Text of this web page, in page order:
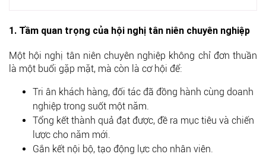
1. Tầm quan trọng của hội nghị tân niên chuyên nghiệp
Một hội nghị tân niên chuyên nghiệp không chỉ đơn thuần
là một buổi gặp mặt, mà còn là cơ hội để:
Tri ân khách hàng, đối tác đã đồng hành cùng doanh
nghiệp trong suốt một năm.
Tổng kết thành quả đạt được, đề ra mục tiêu và chiến
lược cho năm mới.
Gắn kết nội bộ, tạo động lực cho nhân viên.